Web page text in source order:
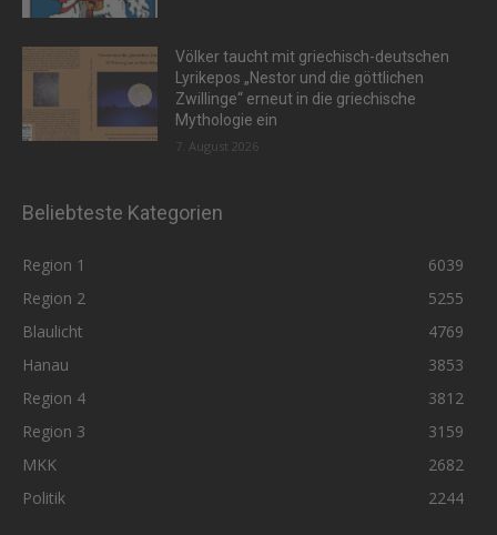
Völker taucht mit griechisch-deutschen
Lyrikepos „Nestor und die göttlichen
Zwillinge“ erneut in die griechische
Mythologie ein
7. August 2026
Beliebteste Kategorien
Region 1
6039
Region 2
5255
Blaulicht
4769
Hanau
3853
Region 4
3812
Region 3
3159
MKK
2682
Politik
2244